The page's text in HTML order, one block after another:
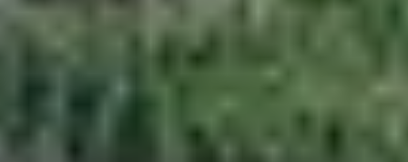
Bodegas y cata de vinos Dijon
Bodegas y cata de vinos Narbona
Bodegas y cata de vinos Nimes
Bodegas y cata de vinos Reims